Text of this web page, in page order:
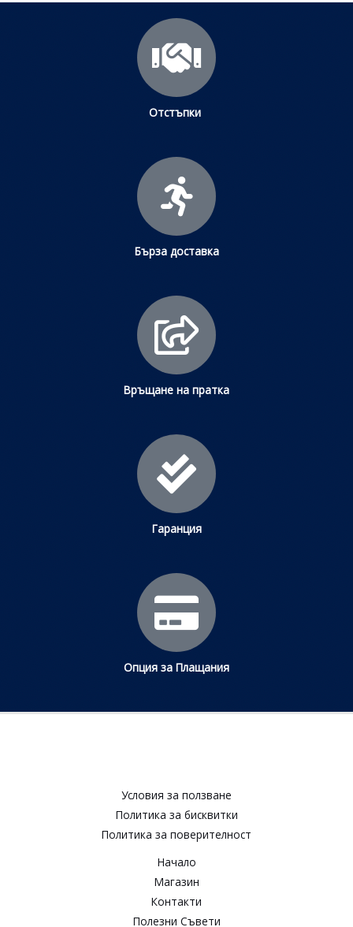
Отстъпки
Бърза доставка
Връщане на пратка
Гаранция
Опция за Плащания
Условия за ползване​
Политика за бисквитки​
Политика за поверителност​
Начало
Магазин
Контакти
Полезни Съвети